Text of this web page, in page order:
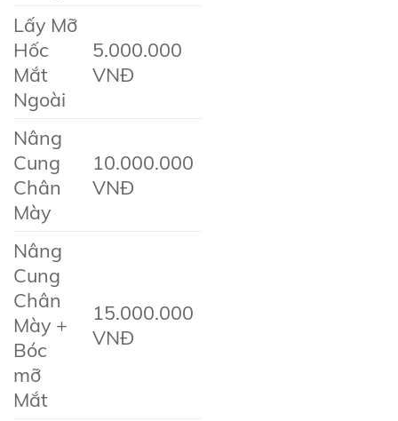
Lấy Mỡ
Hốc
Mắt
Ngoài
5.000.000
VNĐ
Nâng
Cung
Chân
Mày
10.000.000
VNĐ
Nâng
Cung
Chân
Mày +
Bóc
mỡ
Mắt
15.000.000
VNĐ